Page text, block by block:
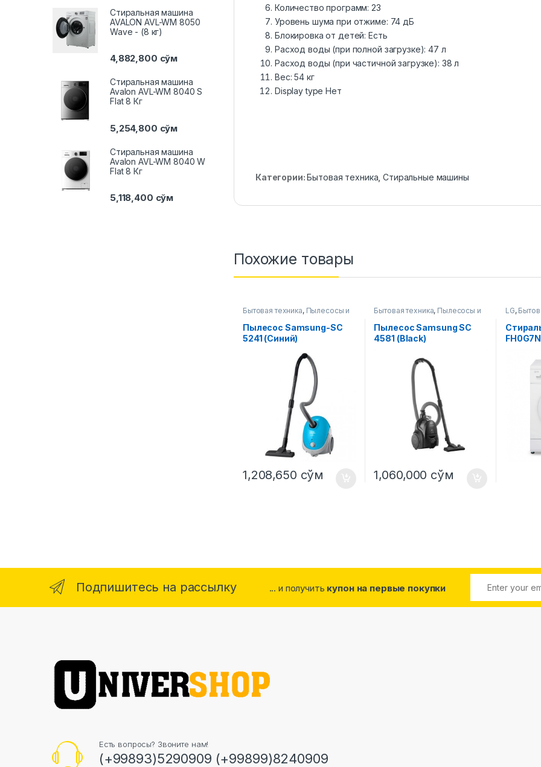
Количество программ: 23
Уровень шума при отжиме: 74 дБ
Блокировка от детей: Есть
Расход воды (при полной загрузке): 47 л
Расход воды (при частичной загрузке): 38 л
Вес: 54 кг
Display type Нет
Категории:Бытовая техника ,Стиральные машины
Похожие товары
Бытовая техника, Пылесосы и
Пылесос Samsung-SC
5241 (Синий)
1,208,650 сўм
Бытовая техника, Пылесосы и
Пылесос Samsung SC
4581 (Black)
1,060,000 сўм
LG,
Стиральная машина
AVALON AVL-WM 8050
Wave - (8 кг)
4,882,800 сўм
Стиральная машина
Avalon AVL-WM 8040 S
Flat 8 Кг
5,254,800 сўм
Стиральная машина
Avalon AVL-WM 8040 W
Flat 8 Кг
5,118,400 сўм
Подпишитесь на рассылку ... и получить купон на первые покупки
Есть вопросы? Звоните нам!
(+99893)5290909 (+99899)8240909